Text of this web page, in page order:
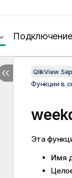
Подключение
QlikView
Функции в
Эта
Имя